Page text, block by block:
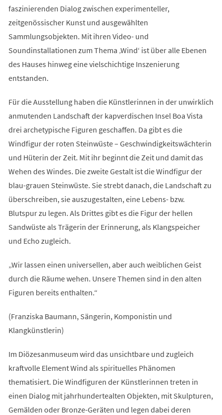
faszinierenden Dialog zwischen experimenteller,
zeitgenössischer Kunst und ausgewählten
Sammlungsobjekten. Mit ihren Video- und
Soundinstallationen zum Thema ‚Wind‘ ist über alle Ebenen
des Hauses hinweg eine vielschichtige Inszenierung
entstanden.
Für die Ausstellung haben die Künstlerinnen in der unwirklich
anmutenden Landschaft der kapverdischen Insel Boa Vista
drei archetypische Figuren geschaffen. Da gibt es die
Windfigur der roten Steinwüste – Geschwindigkeitswächterin
und Hüterin der Zeit. Mit ihr beginnt die Zeit und damit das
Wehen des Windes. Die zweite Gestalt ist die Windfigur der
blau-grauen Steinwüste. Sie strebt danach, die Landschaft zu
überschreiben, sie auszugestalten, eine Lebens- bzw.
Blutspur zu legen. Als Drittes gibt es die Figur der hellen
Sandwüste als Trägerin der Erinnerung, als Klangspeicher
und Echo zugleich.
„Wir lassen einen universellen, aber auch weiblichen Geist
durch die Räume wehen. Unsere Themen sind in den alten
Figuren bereits enthalten.“
(Franziska Baumann, Sängerin, Komponistin und
Klangkünstlerin)
Im Diözesanmuseum wird das unsichtbare und zugleich
kraftvolle Element Wind als spirituelles Phänomen
thematisiert. Die Windfiguren der Künstlerinnen treten in
einen Dialog mit jahrhundertealten Objekten, mit Skulpturen,
Gemälden oder Bronze-Geräten und legen dabei deren